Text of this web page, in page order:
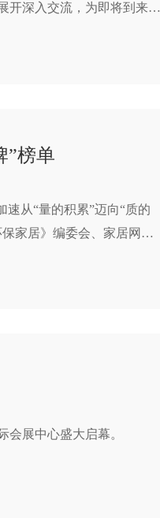
开深入交流，为即将到来的
”榜单
从“量的积累”迈向“质的
家居》编委会、家居网链
会展中心盛大启幕。